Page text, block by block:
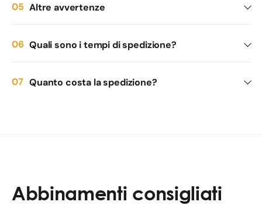
Altre avvertenze
Quali sono i tempi di spedizione?
Quanto costa la spedizione?
Abbinamenti consigliati